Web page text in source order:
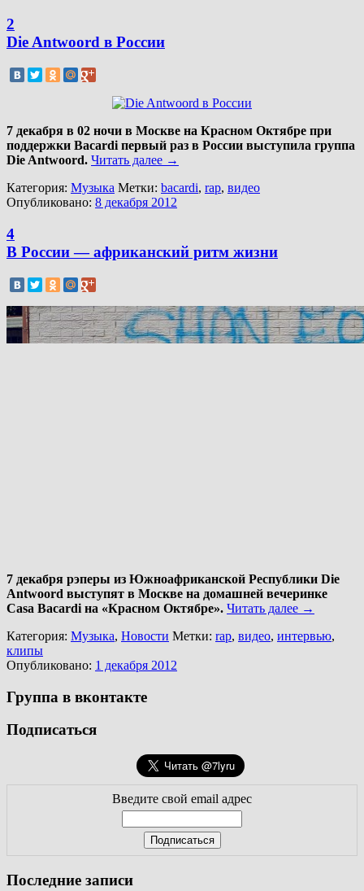
2
Die Antwoord в России
7 декабря в 02 ночи в Москве на Красном Октябре при
поддержки Bacardi первый раз в России выступила группа
Die Antwoord. Читать далее →
Категория: Музыка Метки: bacardi, rap, видео
Опубликовано: 8 декабря 2012
4
В России — африканский ритм жизни
7 декабря рэперы из Южноафриканской Республики Die
Antwoord выступят в Москве на домашней вечеринке
Casa Bacardi на «Красном Октябре». Читать далее →
Категория: Музыка, Новости Метки: rap, видео, интервью,
клипы
Опубликовано: 1 декабря 2012
Группа в вконтакте
Подписаться
Введите свой email адрес
Последние записи